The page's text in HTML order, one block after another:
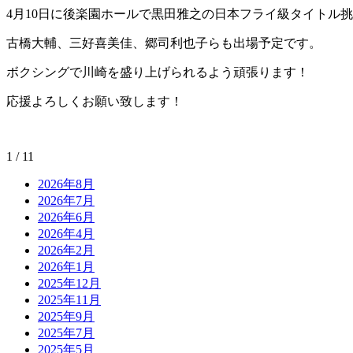
4月10日に後楽園ホールで黒田雅之の日本フライ級タイトル
古橋大輔、三好喜美佳、郷司利也子らも出場予定です。
ボクシングで川崎を盛り上げられるよう頑張ります！
応援よろしくお願い致します！
1 / 11
2026年8月
2026年7月
2026年6月
2026年4月
2026年2月
2026年1月
2025年12月
2025年11月
2025年9月
2025年7月
2025年5月